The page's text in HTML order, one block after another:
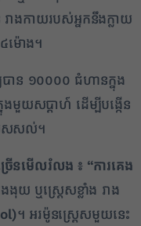
ាងកាយរបស់អ្នកនឹងក្លាយ
៤ម៉ោង។
បាន ១០០០០ ជំហានក្នុង
មួយសប្តាហ៍ ដើម្បីបង្កើន
េសសល់។
ើនមើលរំលង ៖ “ការគេង
យ ឬស្ត្រេសខ្លាំង រាង
។ អរម៉ូនស្ត្រេសមួយនេះ